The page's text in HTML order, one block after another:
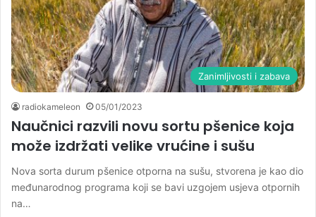
Zanimljivosti i zabava
radiokameleon 05/01/2023
Naučnici razvili novu sortu pšenice koja
može izdržati velike vrućine i sušu
Nova sorta durum pšenice otporna na sušu, stvorena je kao dio
međunarodnog programa koji se bavi uzgojem usjeva otpornih
na…